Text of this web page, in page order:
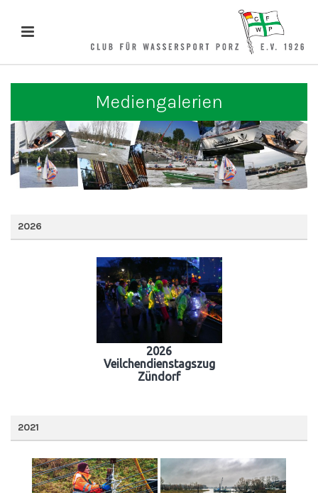
Mediengalerien
2026
2026
Veilchendienstagszug
Zündorf
2021